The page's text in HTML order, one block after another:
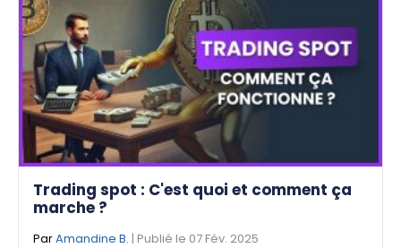
Trading spot : C'est quoi et comment ça
marche ?
ParAmandine B. | Publié le 07 Fév. 2025